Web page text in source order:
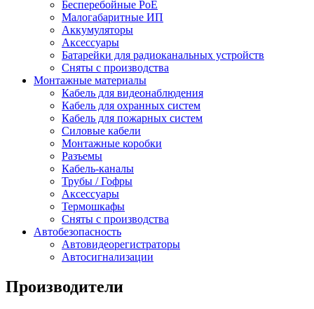
Бесперебойные PoE
Малогабаритные ИП
Аккумуляторы
Аксессуары
Батарейки для радиоканальных устройств
Сняты с производства
Монтажные материалы
Кабель для видеонаблюдения
Кабель для охранных систем
Кабель для пожарных систем
Силовые кабели
Монтажные коробки
Разъемы
Кабель-каналы
Трубы / Гофры
Аксессуары
Термошкафы
Сняты с производства
Автобезопасность
Автовидеорегистраторы
Автосигнализации
Производители